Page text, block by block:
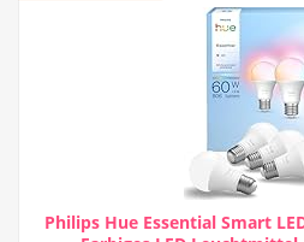
Philips Hue Essential Smart